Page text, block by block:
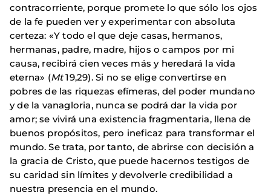
contracorriente, porque promete lo que sólo los ojos
de la fe pueden ver y experimentar con absoluta
certeza: «Y todo el que deje casas, hermanos,
hermanas, padre, madre, hijos o campos por mi
causa, recibirá cien veces más y heredará la vida
eterna» (Mt19,29). Si no se elige convertirse en
pobres de las riquezas efímeras, del poder mundano
y de la vanagloria, nunca se podrá dar la vida por
amor; se vivirá una existencia fragmentaria, llena de
buenos propósitos, pero ineficaz para transformar el
mundo. Se trata, por tanto, de abrirse con decisión a
la gracia de Cristo, que puede hacernos testigos de
su caridad sin límites y devolverle credibilidad a
nuestra presencia en el mundo.